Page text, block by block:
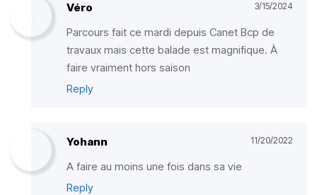
Véro 3/15/2024
Parcours fait ce mardi depuis Canet Bcp de
travaux mais cette balade est magnifique. À
faire vraiment hors saison
Reply
Yohann 11/20/2022
A faire au moins une fois dans sa vie
Reply